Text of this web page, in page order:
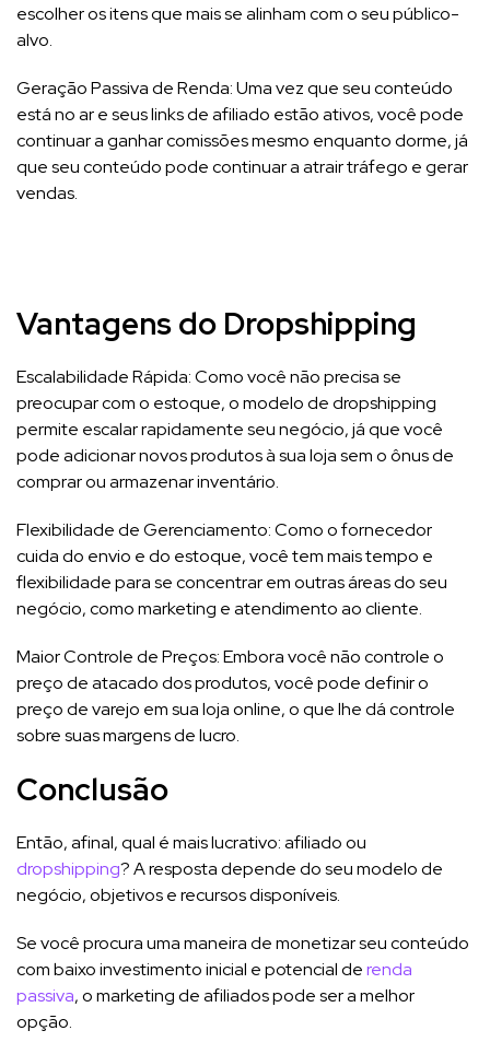
escolher os itens que mais se alinham com o seu público-
alvo.
Geração Passiva de Renda: Uma vez que seu conteúdo
está no ar e seus links de afiliado estão ativos, você pode
continuar a ganhar comissões mesmo enquanto dorme, já
que seu conteúdo pode continuar a atrair tráfego e gerar
vendas.
Vantagens do Dropshipping
Escalabilidade Rápida: Como você não precisa se
preocupar com o estoque, o modelo de dropshipping
permite escalar rapidamente seu negócio, já que você
pode adicionar novos produtos à sua loja sem o ônus de
comprar ou armazenar inventário.
Flexibilidade de Gerenciamento: Como o fornecedor
cuida do envio e do estoque, você tem mais tempo e
flexibilidade para se concentrar em outras áreas do seu
negócio, como marketing e atendimento ao cliente.
Maior Controle de Preços: Embora você não controle o
preço de atacado dos produtos, você pode definir o
preço de varejo em sua loja online, o que lhe dá controle
sobre suas margens de lucro.
Conclusão
Então, afinal, qual é mais lucrativo: afiliado ou
dropshipping? A resposta depende do seu modelo de
negócio, objetivos e recursos disponíveis.
Se você procura uma maneira de monetizar seu conteúdo
com baixo investimento inicial e potencial derenda
passiva, o marketing de afiliados pode ser a melhor
opção.